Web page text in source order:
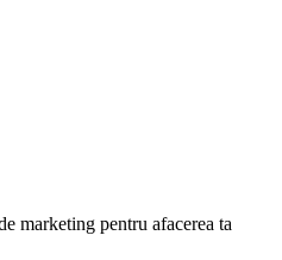
marketing pentru afacerea ta